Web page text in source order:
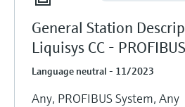
General Station
Liquisys CC -
Language neutral - 11/2023
Any, PROFIBUS System, Any